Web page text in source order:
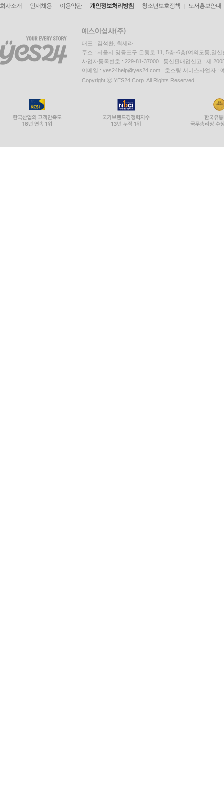
회사소개 인재채용 이용약관 개인정보처리방침 청소년보호정책 도서홍보안내
대표 : 김석환, 최세라
주소 : 서울시 영등포구 은행로 11, 5층~6층(여의도동,일신
사업자등록번호 : 229-81-37000 통신판매업신고 : 제
이메일 : yes24help@yes24.com 호스팅 서비스사업자 :
Copyright ⓒ YES24 Corp. All Rights Reserved.